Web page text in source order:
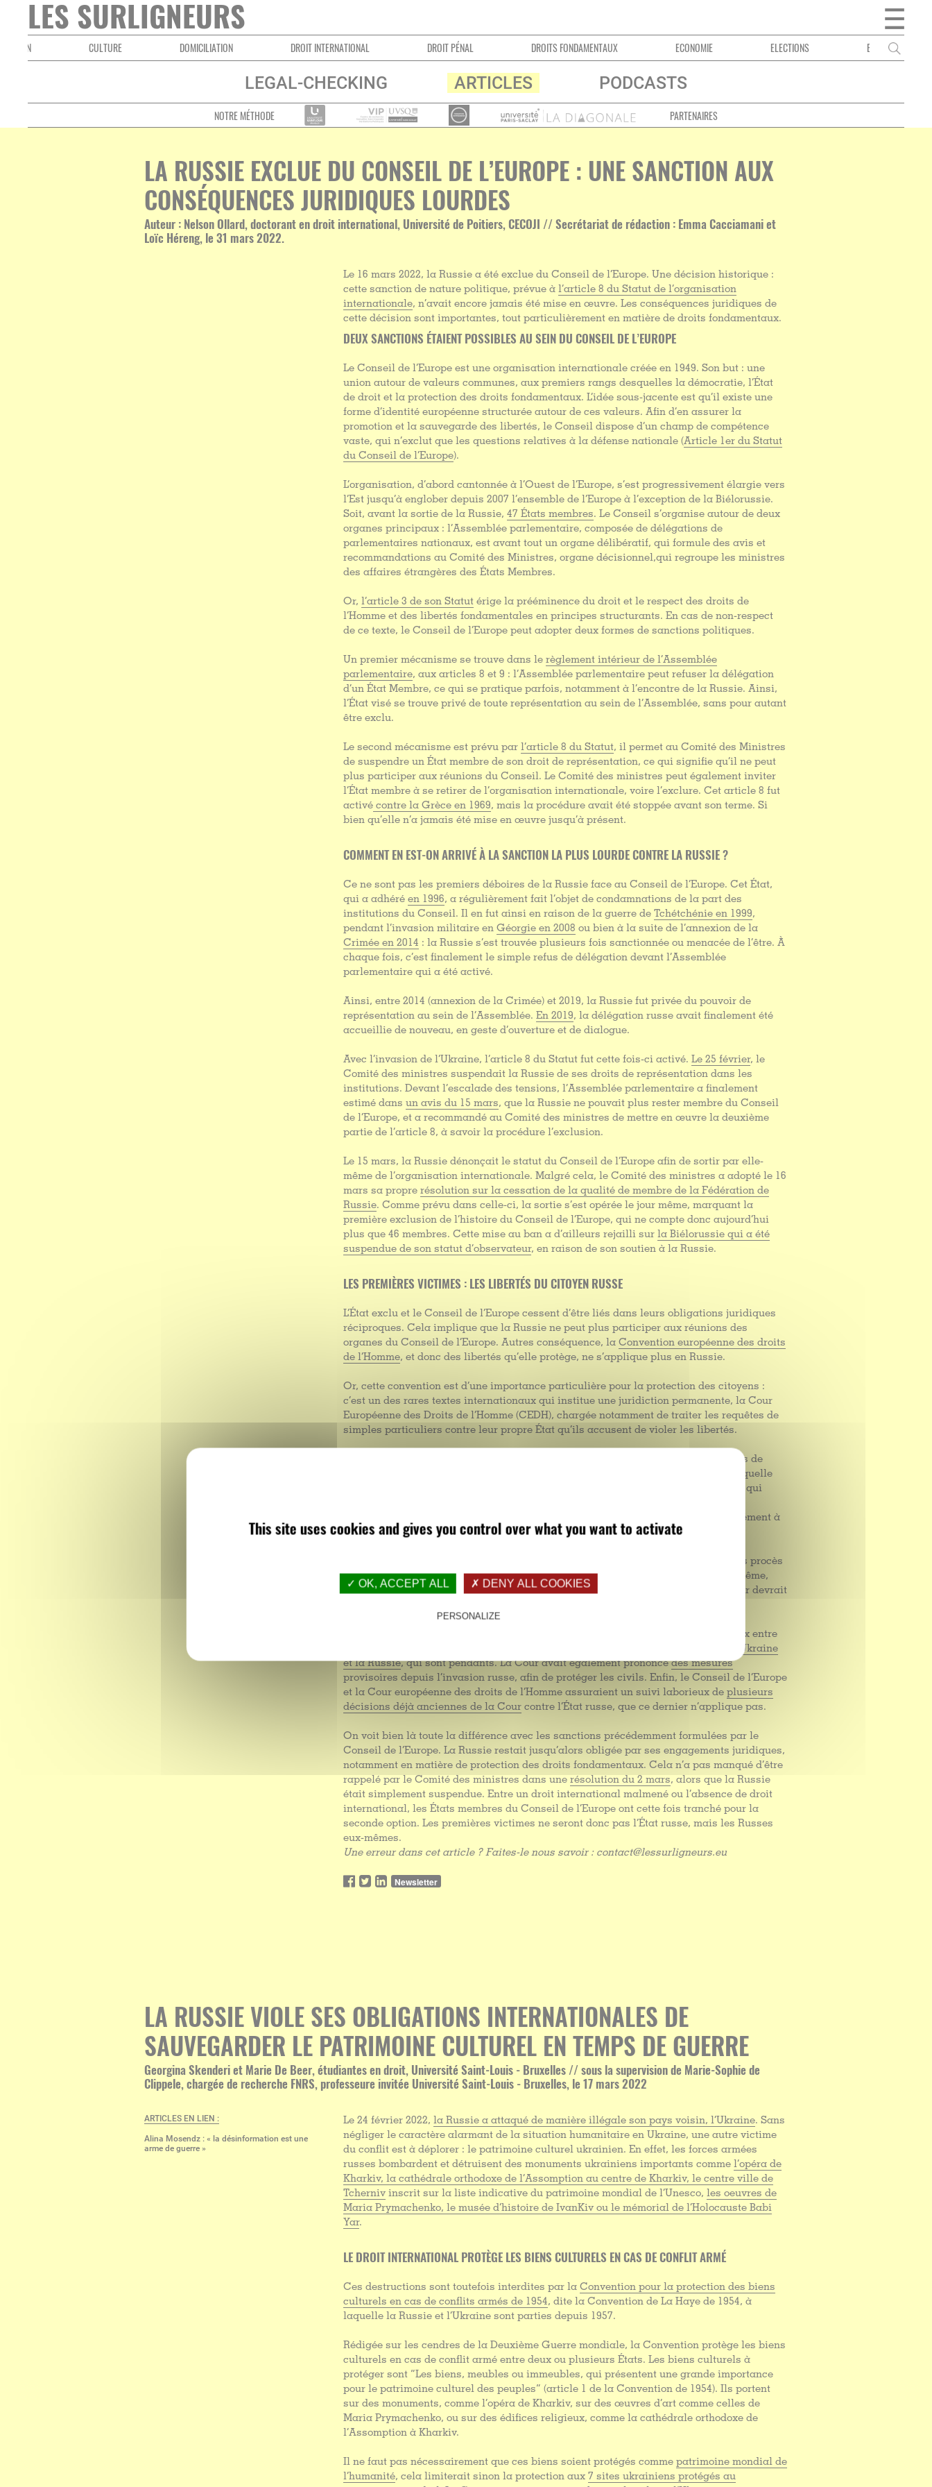
LES SURLIGNEURS
DOMICILIATION DROIT INTERNATIONAL DROIT PÉNAL DROITS FONDAMENTAUX ECONOMIE ELECTIONS EMPLOI DES LANGUES
LEGAL-CHECKING ARTICLES PODCASTS
NOTRE MÉTHODE PARTENAIRES
LA RUSSIE EXCLUE DU CONSEIL DE L’EUROPE : UNE SANCTION AUX
CONSÉQUENCES JURIDIQUES LOURDES
Auteur : Nelson Ollard, doctorant en droit international, Université de Poitiers, CECOJI // Secrétariat de rédaction : Emma Cacciamani et
Loïc Héreng, le 31 mars 2022.
Le 16 mars 2022, la Russie a été exclue du Conseil de l’Europe. Une décision historique :
cette sanction de nature politique, prévue àl’article 8 du Statut de l’organisation
internationale, n’avait encore jamais été mise en œuvre. Les conséquences juridiques de
cette décision sont importantes, tout particulièrement en matière de droits fondamentaux.
DEUX SANCTIONS ÉTAIENT POSSIBLES AU SEIN DU CONSEIL DE L’EUROPE
Le Conseil de l’Europe est une organisation internationale créée en 1949. Son but : une
union autour de valeurs communes, aux premiers rangs desquelles la démocratie, l’État
de droit et la protection des droits fondamentaux. L’idée sous-jacente est qu’il existe une
forme d’identité européenne structurée autour de ces valeurs. Afin d’en assurer la
promotion et la sauvegarde des libertés, le Conseil dispose d’un champ de compétence
vaste, qui n’exclut que les questions relatives à la défense nationale (Article 1er du Statut
du Conseil de l’Europe).
L’organisation, d’abord cantonnée à l’Ouest de l’Europe, s’est progressivement élargie vers
l’Est jusqu’à englober depuis 2007 l’ensemble de l’Europe à l’exception de la Biélorussie.
Soit, avant la sortie de la Russie,47 États membres. Le Conseil s’organise autour de deux
organes principaux : l’Assemblée parlementaire, composée de délégations de
parlementaires nationaux, est avant tout un organe délibératif, qui formule des avis et
recommandations au Comité des Ministres, organe décisionnel,qui regroupe les ministres
des affaires étrangères des États Membres.
Or,l’article 3 de son Statut érige la prééminence du droit et le respect des droits de
l’Homme et des libertés fondamentales en principes structurants. En cas de non-respect
de ce texte, le Conseil de l’Europe peut adopter deux formes de sanctions politiques.
Un premier mécanisme se trouve dans lerèglement intérieur de l’Assemblée
parlementaire, aux articles 8 et 9 : l’Assemblée parlementaire peut refuser la délégation
d’un État Membre, ce qui se pratique parfois, notamment à l’encontre de la Russie. Ainsi,
l’État visé se trouve privé de toute représentation au sein de l’Assemblée, sans pour autant
être exclu.
Le second mécanisme est prévu parl’article 8 du Statut, il permet au Comité des Ministres
de suspendre un État membre de son droit de représentation, ce qui signifie qu’il ne peut
plus participer aux réunions du Conseil. Le Comité des ministres peut également inviter
l’État membre à se retirer de l’organisation internationale, voire l’exclure. Cet article 8 fut
activé contre la Grèce en 1969, mais la procédure avait été stoppée avant son terme. Si
bien qu’elle n’a jamais été mise en œuvre jusqu’à présent.
COMMENT EN EST-ON ARRIVÉ À LA SANCTION LA PLUS LOURDE CONTRE LA RUSSIE ?
Ce ne sont pas les premiers déboires de la Russie face au Conseil de l’Europe. Cet État,
qui a adhéréen 1996, a régulièrement fait l’objet de condamnations de la part des
institutions du Conseil. Il en fut ainsi en raison de la guerre deTchétchénie en 1999,
pendant l’invasion militaire enGéorgie en 2008 ou bien à la suite de l’annexion de la
Crimée en 2014 : la Russie s’est trouvée plusieurs fois sanctionnée ou menacée de l’être. À
chaque fois, c’est finalement le simple refus de délégation devant l’Assemblée
parlementaire qui a été activé.
Ainsi, entre 2014 (annexion de la Crimée) et 2019, la Russie fut privée du pouvoir de
représentation au sein de l’Assemblée.En 2019, la délégation russe avait finalement été
accueillie de nouveau, en geste d’ouverture et de dialogue.
Avec l’invasion de l’Ukraine, l’article 8 du Statut fut cette fois-ci activé.Le 25 février, le
Comité des ministres suspendait la Russie de ses droits de représentation dans les
institutions. Devant l’escalade des tensions, l’Assemblée parlementaire a finalement
estimé dansun avis du 15 mars, que la Russie ne pouvait plus rester membre du Conseil
de l’Europe, et a recommandé au Comité des ministres de mettre en œuvre la deuxième
partie de l’article 8, à savoir la procédure l’exclusion.
Le 15 mars, la Russie dénonçait le statut du Conseil de l’Europe afin de sortir par elle-
même de l’organisation internationale. Malgré cela, le Comité des ministres a adopté le 16
mars sa proprerésolution sur la cessation de la qualité de membre de la Fédération de
Russie. Comme prévu dans celle-ci, la sortie s’est opérée le jour même, marquant la
première exclusion de l’histoire du Conseil de l’Europe, qui ne compte donc aujourd’hui
plus que 46 membres. Cette mise au ban a d’ailleurs rejailli surla Biélorussie qui a été
suspendue de son statut d’observateur, en raison de son soutien à la Russie.
LES PREMIÈRES VICTIMES : LES LIBERTÉS DU CITOYEN RUSSE
L’État exclu et le Conseil de l’Europe cessent d’être liés dans leurs obligations juridiques
réciproques. Cela implique que la Russie ne peut plus participer aux réunions des
organes du Conseil de l’Europe. Autres conséquence, laConvention européenne des droits
de l’Homme, et donc des libertés qu’elle protège, ne s’applique plus en Russie.
Or, cette convention est d’une importance particulière pour la protection des citoyens :
c’est un des rares textes internationaux qui institue une juridiction permanente, la Cour
Européenne des Droits de l’Homme (CEDH), chargée notamment de traiter les requêtes de
simples particuliers contre leur propre État qu’ils accusent de violer les libertés.
Ainsi, à compter du 16 septembre, il ne sera plus possible pour les citoyens russes de
bénéficier de la protection offerte par la Convention. De même, aucun particulier, quelle
que soit sa nationalité, ne pourra saisir la Cour à l’encontre de la Russie. La Cour qui
, conformément à
la procédure de retrait prévue par la Convention.
devant la Cour (c’est-à-dire des procès
en cours), elles continueront d’être examinées et feront l’objet d’une décision. De même,
pour les violations des libertés commises avant le 16 mars par l’État russe, la Cour devrait
De plus, la Cour européenne des droits de l’homme traite également de contentieux entre
cinq contentieux interétatiques entre l’Ukraine
et la Russie, qui sont pendants. La Cour avait également prononcédes mesures
provisoires depuis l’invasion russe, afin de protéger les civils. Enfin, le Conseil de l’Europe
et la Cour européenne des droits de l’Homme assuraient un suivi laborieux deplusieurs
décisions déjà anciennes de la Cour contre l’État russe, que ce dernier n’applique pas.
On voit bien là toute la différence avec les sanctions précédemment formulées par le
Conseil de l’Europe. La Russie restait jusqu’alors obligée par ses engagements juridiques,
notamment en matière de protection des droits fondamentaux. Cela n’a pas manqué d’être
rappelé par le Comité des ministres dans unerésolution du 2 mars, alors que la Russie
était simplement suspendue. Entre un droit international malmené ou l’absence de droit
international, les États membres du Conseil de l’Europe ont cette fois tranché pour la
seconde option. Les premières victimes ne seront donc pas l’État russe, mais les Russes
eux-mêmes.
Une erreur dans cet article ?Faites-le nous savoir : contact@lessurligneurs.eu
Newsletter
LA RUSSIE VIOLE SES OBLIGATIONS INTERNATIONALES DE
SAUVEGARDER LE PATRIMOINE CULTUREL EN TEMPS DE GUERRE
Georgina Skenderi et Marie De Beer, étudiantes en droit, Université Saint-Louis - Bruxelles // sous la supervision de Marie-Sophie de
Clippele, chargée de recherche FNRS, professeure invitée Université Saint-Louis - Bruxelles, le 17 mars 2022
ARTICLES EN LIEN :
Alina Mosendz : « la désinformation est une
arme de guerre »
Le 24 février 2022,la Russie a attaqué de manière illégale son pays voisin, l’Ukraine. Sans
négliger le caractère alarmant de la situation humanitaire en Ukraine, une autre victime
du conflit est à déplorer : le patrimoine culturel ukrainien. En effet, les forces armées
russes bombardent et détruisent des monuments ukrainiens importants commel’opéra de
Kharkiv, la cathédrale orthodoxe de l’Assomption au centre de Kharkiv, le centre ville de
Tcherniv inscrit sur la liste indicative du patrimoine mondial de l’Unesco,les oeuvres de
Maria Prymachenko, le musée d’histoire de IvanKiv ou le mémorial de l’Holocauste Babi
Yar.
LE DROIT INTERNATIONAL PROTÈGE LES BIENS CULTURELS EN CAS DE CONFLIT ARMÉ
Ces destructions sont toutefois interdites par laConvention pour la protection des biens
culturels en cas de conflits armés de 1954, dite la Convention de La Haye de 1954, à
laquelle la Russie et l’Ukraine sont parties depuis 1957.
Rédigée sur les cendres de la Deuxième Guerre mondiale, la Convention protège les biens
culturels en cas de conflit armé entre deux ou plusieurs États. Les biens culturels à
protéger sont “Les biens, meubles ou immeubles, qui présentent une grande importance
pour le patrimoine culturel des peuples” (article 1 de la Convention de 1954). Ils portent
sur des monuments, comme l’opéra de Kharkiv, sur des œuvres d’art comme celles de
Maria Prymachenko, ou sur des édifices religieux, comme la cathédrale orthodoxe de
l’Assomption à Kharkiv.
Il ne faut pas nécessairement que ces biens soient protégés commepatrimoine mondial de
l’humanité, cela limiterait sinon la protection aux7 sites ukrainiens protégés au
This site uses cookies and gives you control over what you want to activate
✓ OK, ACCEPT ALL ✗ DENY ALL COOKIES
PERSONALIZE